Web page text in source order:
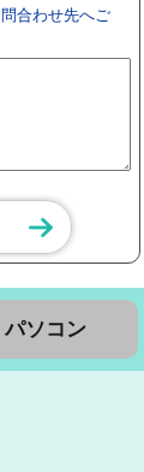
合わせ先へご
パソコン